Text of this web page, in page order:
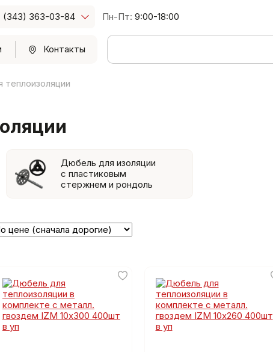
(343) 363-03-84 Пн-Пт: 9:00-18:00
Контакты
Дюбель для изоляции
с пластиковым
стержнем и рондоль